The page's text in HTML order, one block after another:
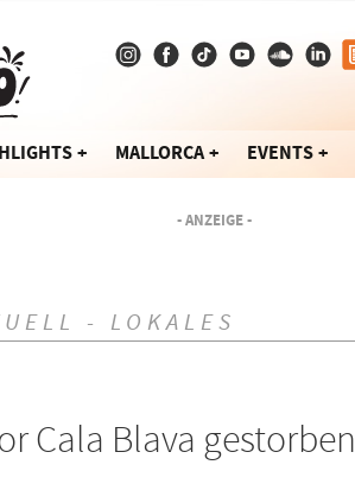
MALLORCA EVENTS
- ANZEIGE -
- LOKALES
Cala Blava gestorben